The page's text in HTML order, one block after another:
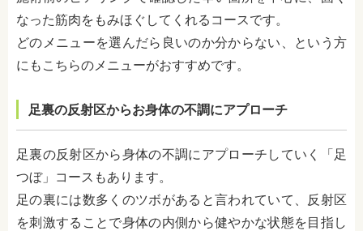
なった筋肉をもみほぐしてくれるコースです。
どのメニューを選んだら良いのか分からない、という方
にもこちらのメニューがおすすめです。
足裏の反射区からお身体の不調にアプローチ
足裏の反射区から身体の不調にアプローチしていく「足
つぼ」コースもあります。
足の裏には数多くのツボがあると言われていて、反射区
を刺激することで身体の内側から健やかな状態を目指し